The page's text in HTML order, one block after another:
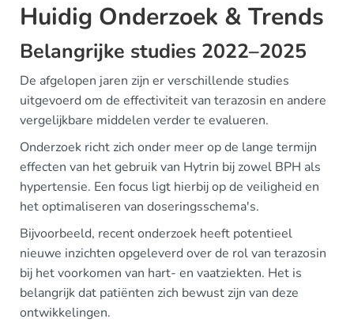
Huidig Onderzoek & Trends
Belangrijke studies 2022–2025
De afgelopen jaren zijn er verschillende studies
uitgevoerd om de effectiviteit van terazosin en andere
vergelijkbare middelen verder te evalueren.
Onderzoek richt zich onder meer op de lange termijn
effecten van het gebruik van Hytrin bij zowel BPH als
hypertensie. Een focus ligt hierbij op de veiligheid en
het optimaliseren van doseringsschema's.
Bijvoorbeeld, recent onderzoek heeft potentieel
nieuwe inzichten opgeleverd over de rol van terazosin
bij het voorkomen van hart- en vaatziekten. Het is
belangrijk dat patiënten zich bewust zijn van deze
ontwikkelingen.